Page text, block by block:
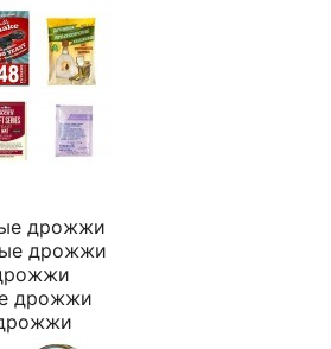
дрожжи
дрожжи
дрожжи